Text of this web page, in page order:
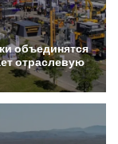
объединятся
отраслевую